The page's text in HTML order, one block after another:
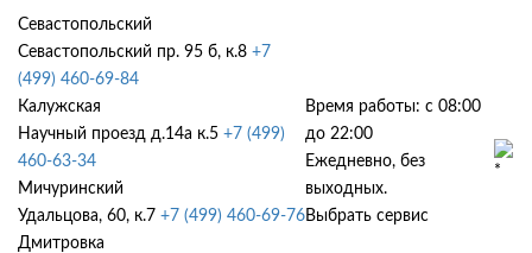
Севастопольский
Севастопольский пр. 95 б, к.8 +7
(499) 460-69-84
Калужская
Научный проезд д.14а к.5 +7 (499)
460-63-34
Мичуринский
Удальцова, 60, к.7 +7 (499) 460-69-76
Дмитровка
Время работы: с 08:00
до 22:00
Ежедневно, без
выходных.
Выбрать сервис